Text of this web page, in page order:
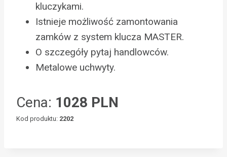
kluczykami.
Istnieje możliwość zamontowania
zamków z system klucza MASTER.
O szczegóły pytaj handlowców.
Metalowe uchwyty.
Cena: 1028 PLN
Kod produktu: 2202